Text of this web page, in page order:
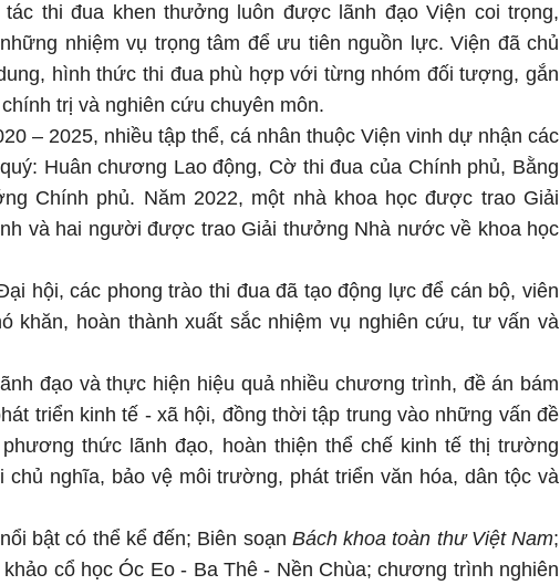
tác thi đua khen thưởng luôn được lãnh đạo Viện coi trọng,
nhiệm vụ trọng tâm để ưu tiên nguồn lực. Viện đã chủ
hình thức thi đua phù hợp với từng nhóm đối tượng, gắn
trị và nghiên cứu chuyên môn.
– 2025, nhiều tập thể, cá nhân thuộc Viện vinh dự nhận các
Huân chương Lao động, Cờ thi đua của Chính phủ, Bằng
Chính phủ. Năm 2022, một nhà khoa học được trao Giải
và hai người được trao Giải thưởng Nhà nước về khoa học
hội, các phong trào thi đua đã tạo động lực để cán bộ, viên
khăn, hoàn thành xuất sắc nhiệm vụ nghiên cứu, tư vấn và
đạo và thực hiện hiệu quả nhiều chương trình, đề án bám
triển kinh tế - xã hội, đồng thời tập trung vào những vấn đề
thức lãnh đạo, hoàn thiện thể chế kinh tế thị trường
chủ nghĩa, bảo vệ môi trường, phát triển văn hóa, dân tộc và
bật có thể kể đến; Biên soạn Bách khoa toàn thư Việt Nam;
cổ học Óc Eo - Ba Thê - Nền Chùa; chương trình nghiên